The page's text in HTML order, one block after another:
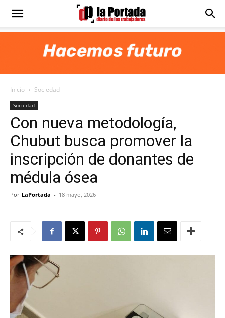
Diario
Portada
Inicio Sociedad
Sociedad
Con nueva metodología,
Chubut busca promover la
inscripción de donantes de
médula ósea
Por LaPortada - 18 mayo, 2026